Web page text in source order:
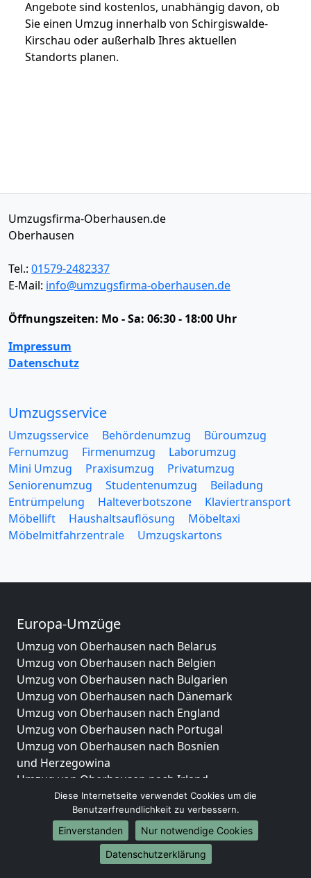
Angebote sind kostenlos, unabhängig davon, ob
Sie einen Umzug innerhalb von Schirgiswalde-
Kirschau oder außerhalb Ihres aktuellen
Standorts planen.
Umzugsfirma-Oberhausen.de
Oberhausen
Tel.: 01579-2482337
E-Mail: info@umzugsfirma-oberhausen.de
Öffnungszeiten: Mo - Sa: 06:30 - 18:00 Uhr
Impressum
Datenschutz
Umzugsservice
Umzugsservice Behördenumzug
Büroumzug
Fernumzug
Firmenumzug
Laborumzug
Mini Umzug
Praxisumzug
Privatumzug
Seniorenumzug
Studentenumzug
Beiladung
Entrümpelung
Halteverbotszone
Klaviertransport
Möbellift
Haushaltsauflösung
Möbeltaxi
Möbelmitfahrzentrale
Umzugskartons
Europa-Umzüge
Umzug von Oberhausen nach Belarus
Umzug von Oberhausen nach Belgien
Umzug von Oberhausen nach Bulgarien
Umzug von Oberhausen nach Dänemark
Umzug von Oberhausen nach England
Umzug von Oberhausen nach Portugal
Umzug von Oberhausen nach Bosnien
und Herzegowina
Umzug von Oberhausen nach Irland
Umzug von Oberhausen nach Lettland
Umzug von Oberhausen nach Zypern
Umzug von Oberhausen nach Kroatien
Umzug von Oberhausen nach Estland
Umzug von Oberhausen nach Finnland
Diese Internetseite verwendet Cookies um die
Benutzerfreundlichkeit zu verbessern.
Einverstanden
Nur notwendige Cookies
Datenschutzerklärung